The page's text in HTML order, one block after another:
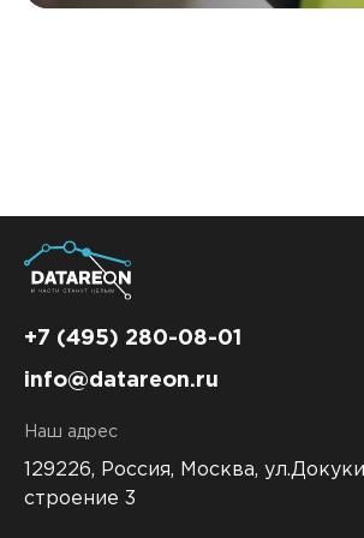
+7 (495) 280-08-01
info@datareon.ru
Наш адрес
129226, Россия, Москва,
строение 3